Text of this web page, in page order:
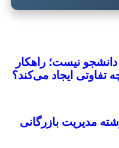
دانشجو نیست؛ راهکار
تفاوتی ایجاد می‌کند؟
مدیریت بازرگانی